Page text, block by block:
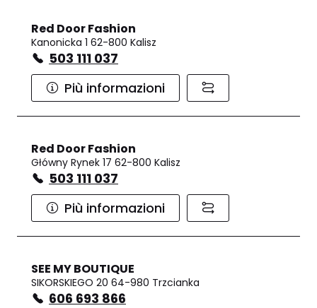
Red Door Fashion
Kanonicka 1 62-800 Kalisz
503 111 037
Più informazioni
Red Door Fashion
Główny Rynek 17 62-800 Kalisz
503 111 037
Più informazioni
SEE MY BOUTIQUE
SIKORSKIEGO 20 64-980 Trzcianka
606 693 866